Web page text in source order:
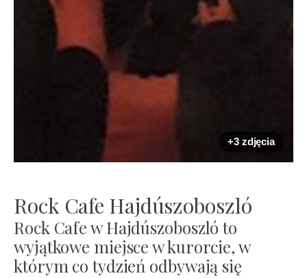
+3 zdjęcia
Rock Cafe Hajdúszoboszló
Rock Cafe w Hajdúszoboszló to
wyjątkowe miejsce w kurorcie, w
którym co tydzień odbywają się